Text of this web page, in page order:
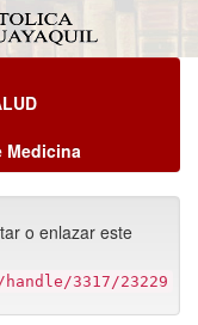
Medicina
o enlazar este
3317/23229